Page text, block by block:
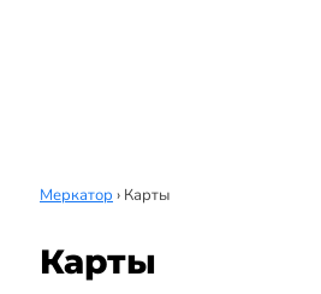
Меркатор › Карты
Карты